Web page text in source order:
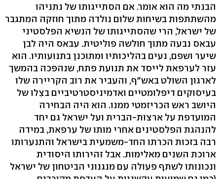
הבנתי מה הוא אומר. אם הסתייגותו של נתניהו
מהשתתפות בשיחות שלום נולדה מתוך חוזקה המתגבר
של ישראל, הרי שהסתייגותו של הנשיא הפלסטיני
עבאס נבעה מתוך חולשה פוליטית. עבאס היה לבן
שיער ושפם, נעים בהליכותיו ומתוכנן בתנועותיו. הוא
עזר לערפאת לייסד את תנועת פתח, שנהפכה בהמשך
לארגון השולט באש"ף, והעביר את רוב הקריירה שלו
בעיסוקים דיפלומטיים ואדמיניסטרטיביים בצִלו של
היושב ראש הכריזמטי ממנו. הוא היה הבחירה
המועדפת על ארצות-הברית ועל ישראל גם יחד
להנהגת הפלסטינים אחרי מותו של ערפאת, במידה
רבה בזכות הכרתו החד-משמעית בישראל והתנערותו
ארוכת השנים מאלימות. אבל זהירותו היסודית
ונכונותו לשתף פעולה עם מנגנוני הביטחון של ישראל